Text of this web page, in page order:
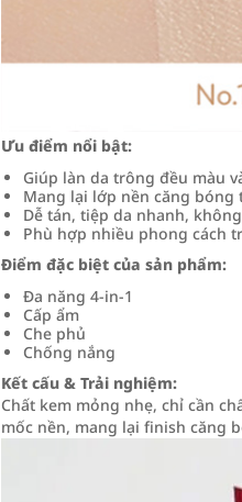
Ưu điểm nổi bật:
Giúp làn da trông đều màu
Mang lại lớp nền căng
Dễ tán, tiệp da nhanh,
Phù hợp nhiều phong cách
Điểm đặc biệt của sản phẩm:
Đa năng 4-in-1
Cấp ẩm
Che phủ
Chống nắng
Kết cấu & Trải nghiệm:
Chất kem mỏng nhẹ, chỉ cần
mốc nền, mang lại finish căng